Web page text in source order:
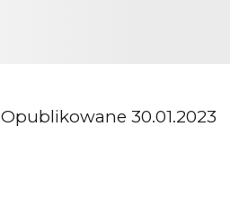
Opublikowane 30.01.2023